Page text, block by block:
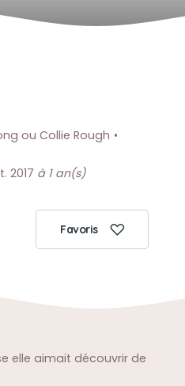
ou Collie Rough
2017 à 1 an(s)
Favoris
elle aimait découvrir de